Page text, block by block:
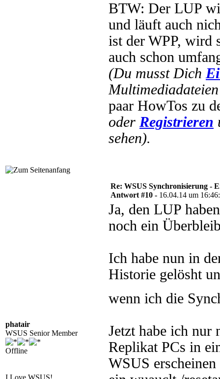
BTW: Der LUP
und läuft auch
ist der WPP, wird
auch schon
(Du musst Dich
paar HowTos zu
oder Registrieren
sehen).
phatair
WSUS Senior Member
Offline
I Love WSUS!
Re: WSUS Synchronisierung -
Antwort #10 - 16.04.14 um
Ja, den LUP
noch ein
Ich habe nun in
Historie gelösht
wenn ich die
Jetzt habe ich nur
Replikat PCs in
WSUS